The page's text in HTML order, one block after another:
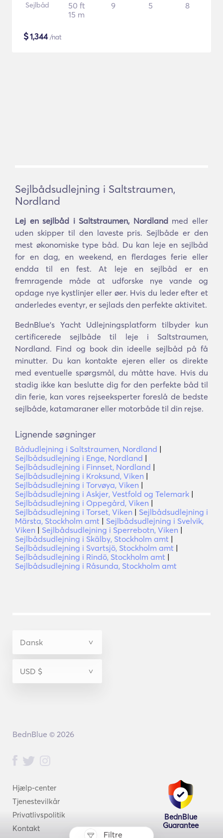
Filtre
Sejlbåd
50 ft
15 m
9 5 8
$1,344/nat
Sejlbådsudlejning i Saltstraumen,
Nordland
Lej en sejlbåd i Saltstraumen, Nordland med eller
uden skipper til den laveste pris. Sejlbåde er den
mest økonomiske type båd. Du kan leje en sejlbåd
for en dag, en weekend, en flerdages ferie eller
endda til en fest. At leje en sejlbåd er en
fremragende måde at udforske nye vande og
opdage nye kystlinjer eller øer. Hvis du leder efter et
anderledes eventyr, er sejlads den perfekte aktivitet.
BednBlue's Yacht Udlejningsplatform tilbyder kun
certificerede sejlbåde til leje i Saltstraumen,
Nordland. Find og book din ideelle sejlbåd på få
minutter. Du kan kontakte ejeren eller os direkte
med eventuelle spørgsmål, du måtte have. Hvis du
stadig ikke kan beslutte dig for den perfekte båd til
din ferie, kan vores rejseeksperter foreslå de bedste
sejlbåde, katamaraner eller motorbåde til din rejse.
Lignende søgninger
Bådudlejning i Saltstraumen, Nordland |
Sejlbådsudlejning i Enge, Nordland |
Sejlbådsudlejning i Finnset, Nordland |
Sejlbådsudlejning i Kroksund, Viken |
Sejlbådsudlejning i Torvøya, Viken |
Sejlbådsudlejning i Askjer, Vestfold og Telemark |
Sejlbådsudlejning i Oppegård, Viken |
Sejlbådsudlejning i Torset, Viken | Sejlbådsudlejning i
Märsta, Stockholm amt | Sejlbådsudlejning i Svelvik,
Viken | Sejlbådsudlejning i Sperrebotn, Viken |
Sejlbådsudlejning i Skälby, Stockholm amt |
Sejlbådsudlejning i Svartsjö, Stockholm amt |
Sejlbådsudlejning i Rindö, Stockholm amt |
Sejlbådsudlejning i Råsunda, Stockholm amt
Hjælp-center
Tjenestevilkår
Privatlivspolitik
Kontakt
BednBlue
Guarantee
BednBlue © 2026